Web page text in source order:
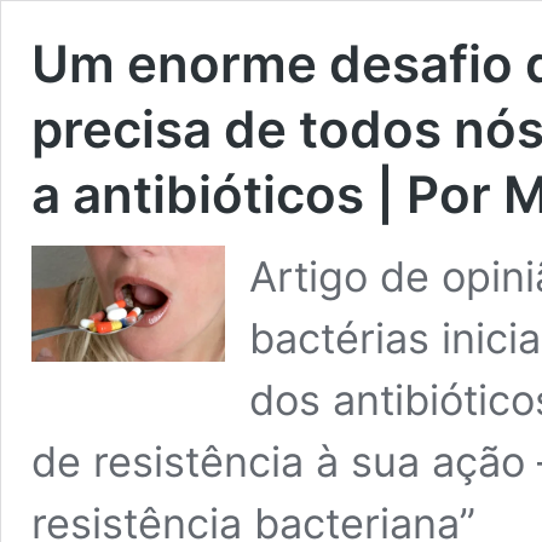
Um enorme desafio
precisa de todos
a antibióticos | Por
Artigo de
bactérias
dos
de resistência à sua
resistência bacteriana”